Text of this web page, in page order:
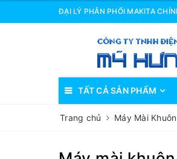
ĐẠI LÝ PHÂN PHỐI MAKITA
TẤT CẢ SẢN PHẨM
Trang chủ Máy Mài Khuôn